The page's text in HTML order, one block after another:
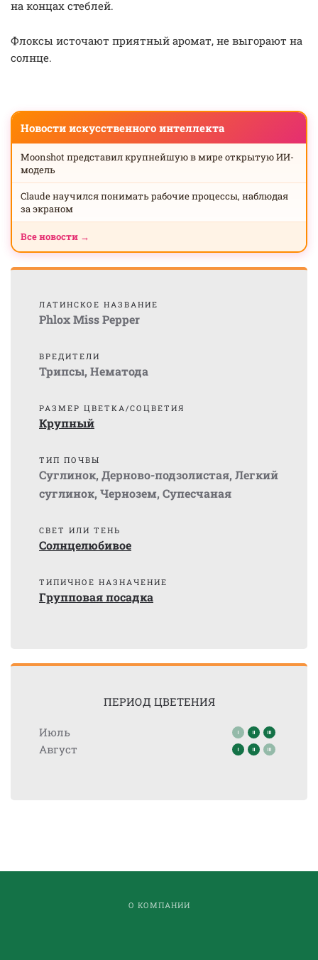
на концах стеблей.
Флоксы источают приятный аромат, не выгорают на
солнце.
Новости искусственного интеллекта
Moonshot представил крупнейшую в мире открытую ИИ-
модель
Claude научился понимать рабочие процессы, наблюдая
за экраном
Все новости →
ЛАТИНСКОЕ НАЗВАНИЕ
Phlox Miss Pepper
ВРЕДИТЕЛИ
Трипсы, Нематода
РАЗМЕР ЦВЕТКА/СОЦВЕТИЯ
Крупный
ТИП ПОЧВЫ
Суглинок, Дерново-подзолистая, Легкий
суглинок, Чернозем, Супесчаная
СВЕТ ИЛИ ТЕНЬ
Солнцелюбивое
ТИПИЧНОЕ НАЗНАЧЕНИЕ
Групповая посадка
ПЕРИОД ЦВЕТЕНИЯ
Июль
Август
О КОМПАНИИ